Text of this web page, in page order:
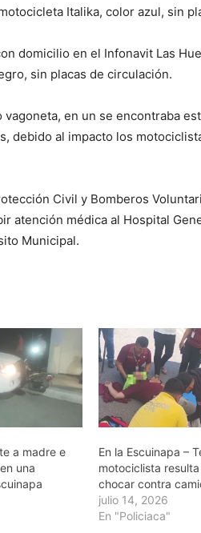
Italika, color azul, sin
domicilio en el Infonavit Las
sin placas de circulación.
en un se encontraba
debido al impacto los
Civil y Bomberos
atención médica al Hospital
Municipal.
a madre e
una
En la Escuinapa –
motociclista
chocar contra
julio 14, 2026
En "Policiaca"